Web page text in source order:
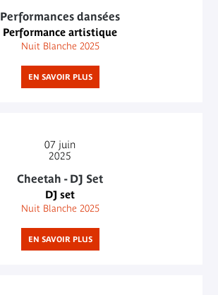
Performances dansées
Performance artistique
Nuit Blanche 2025
EN SAVOIR PLUS
07 juin
2025
Cheetah - DJ Set
DJ set
Nuit Blanche 2025
EN SAVOIR PLUS